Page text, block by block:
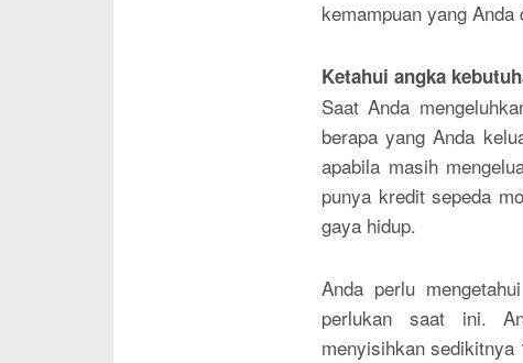
kemampuan yang Anda
Ketahui angka
Saat Anda
berapa yang Anda
apabila masih
punya kredit sepeda
gaya hidup.
Anda perlu
perlukan saat ini.
menyisihkan sedikitnya